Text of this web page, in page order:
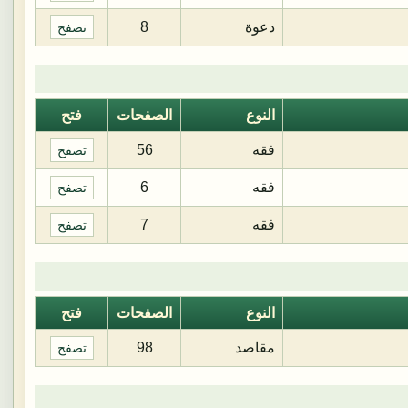
دعوة 8 تصفح
النوع الصفحات فتح
فقه 56 تصفح
فقه 6 تصفح
فقه 7 تصفح
النوع الصفحات فتح
مقاصد 98 تصفح